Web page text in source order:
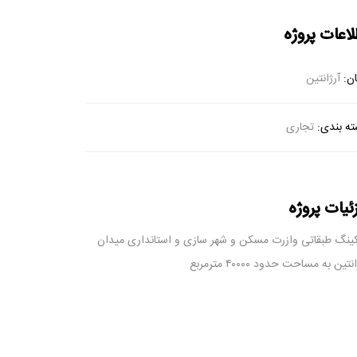
پروژه
آرژانتین
بندی: تجاری
پروژه
طبقاتی وازرت مسکن و شهر سازی و استانداری میدان
به مساحت حدود ۴۰۰۰۰ مترمربع